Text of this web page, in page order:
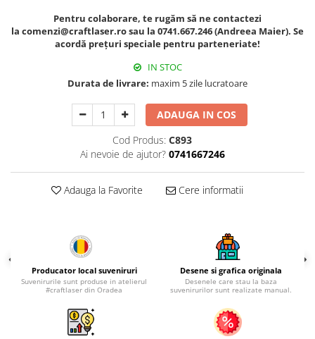
Palate si Curti Domnesti
Curtea Domneasca, Targoviste
Palatul Alexandru Ioan Cuza,
Palatul Culturii Iasi
Pentru colaborare, te rugăm să ne contactezi
la comenzi@craftlaser.ro sau la 0741.667.246 (Andreea Maier). Se
acordă prețuri speciale pentru parteneriate!
IN STOC
Durata de livrare: maxim 5 zile lucratoare
ADAUGA IN COS
Cod Produs: C893
Ai nevoie de ajutor? 0741667246
Adauga la Favorite Cere informatii
Producator local suveniruri
Suvenirurile sunt produse in atelierul
#craftlaser din Oradea
Desene si grafica originala
Desenele care stau la baza
suvenirurilor sunt realizate manual.